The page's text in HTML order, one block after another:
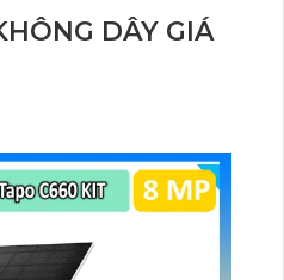
camera này phù hợp cho
này là tích hợp
cấp hệ thống camera
DÂY GIÁ